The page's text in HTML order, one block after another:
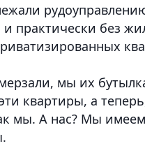
практически без
мы их
квартиры, а
мы. А нас? Мы